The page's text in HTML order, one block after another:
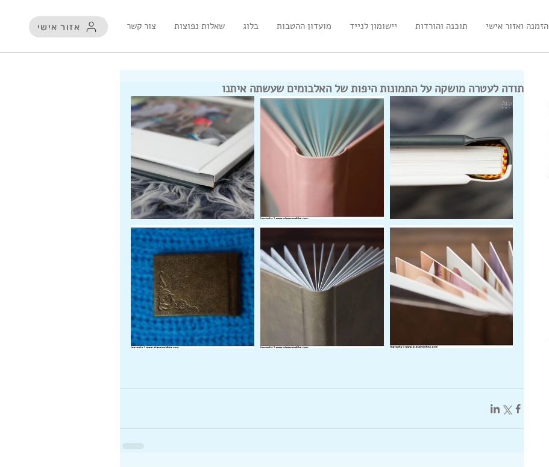
אזור אישי הזמנה ואזור אישי תוכנה והורדות יישומון לנייד מועדון ההטבות בלוג שאלות נפוצות צור קשר
תודה לעטרה מושקה על התמונות היפות של האלבומים שעשתה איתנו
פונטים חדשים להטבעת
כריכת פשתן מודפסת -
הדפסת חזית מלאה
השקנו אפליקציה לנייד ! פוטו קיוב - הדפסה על
בלוק עץ